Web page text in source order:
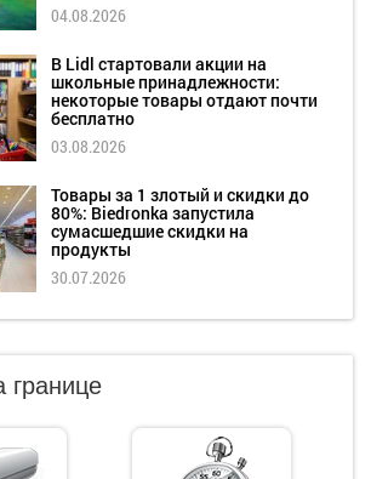
04.08.2026
В Lidl стартовали акции на
школьные принадлежности:
некоторые товары отдают почти
бесплатно
03.08.2026
Товары за 1 злотый и скидки до
80%: Biedronka запустила
сумасшедшие скидки на
продукты
30.07.2026